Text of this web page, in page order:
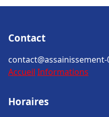
Contact
Accueil Informations
Horaires